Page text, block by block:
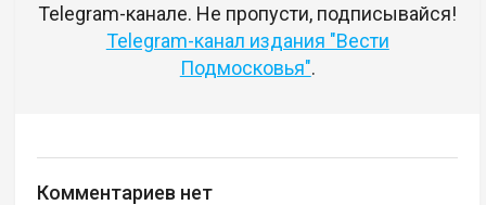
Telegram-канале. Не пропусти, подписывайся!
Telegram-канал издания "Вести
Подмосковья".
Комментариев нет